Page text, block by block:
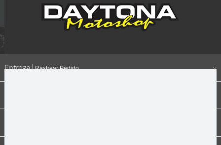
Entrega |Rastrear Pedido